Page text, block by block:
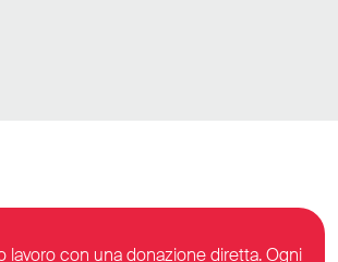
lavoro con una donazione diretta. Ogni